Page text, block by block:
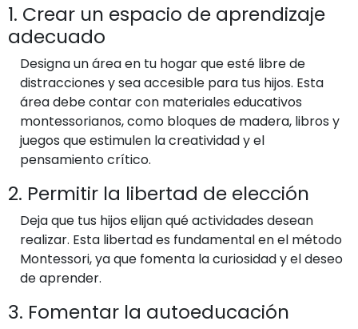
1. Crear un espacio de aprendizaje
adecuado
Designa un área en tu hogar que esté libre de
distracciones y sea accesible para tus hijos. Esta
área debe contar con materiales educativos
montessorianos, como bloques de madera, libros y
juegos que estimulen la creatividad y el
pensamiento crítico.
2. Permitir la libertad de elección
Deja que tus hijos elijan qué actividades desean
realizar. Esta libertad es fundamental en el método
Montessori, ya que fomenta la curiosidad y el deseo
de aprender.
3. Fomentar la autoeducación